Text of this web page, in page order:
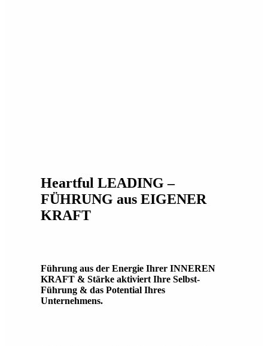
Heartful LEADING –
FÜHRUNG aus EIGENER
KRAFT
Führung aus der Energie Ihrer INNEREN
KRAFT & Stärke aktiviert Ihre Selbst-
Führung & das Potential Ihres
Unternehmens.